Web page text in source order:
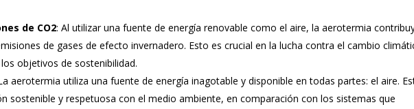
de CO2: Al utilizar una fuente de energía renovable como el aire, la aerotermia
de gases de efecto invernadero. Esto es crucial en la lucha contra el cambio
objetivos de sostenibilidad.
aerotermia utiliza una fuente de energía inagotable y disponible en todas partes: el aire.
sostenible y respetuosa con el medio ambiente, en comparación con los sistemas que